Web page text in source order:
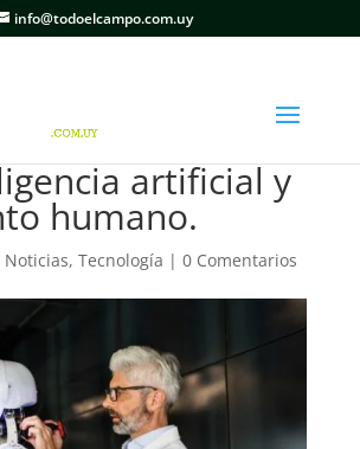
info@todoelcampo.com.uy
artificial y
humano.
Noticias, Tecnología | 0 Comentarios